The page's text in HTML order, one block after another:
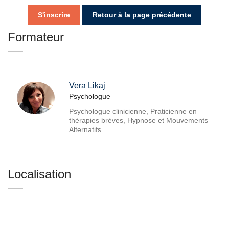
S'inscrire Retour à la page précédente
Formateur
Vera Likaj
Psychologue
Psychologue clinicienne, Praticienne en
thérapies brèves, Hypnose et Mouvements
Alternatifs
Localisation